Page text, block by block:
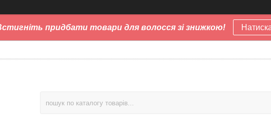
придбати товари для волосся зі знижкою!